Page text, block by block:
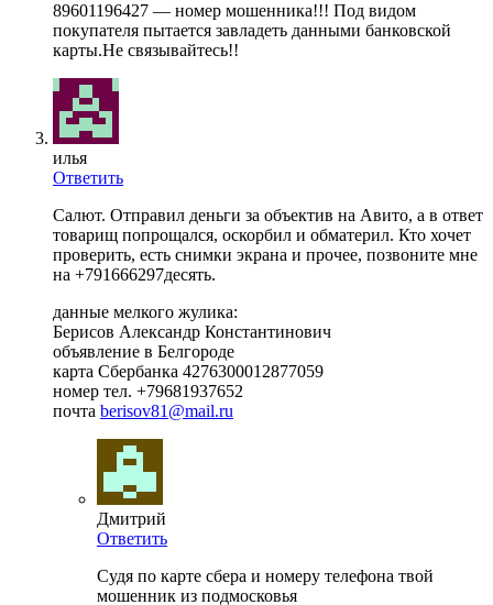
89601196427 — номер мошенника!!! Под видом
покупателя пытается завладеть данными банковской
карты.Не связывайтесь!!
илья
Ответить
Салют. Отправил деньги за объектив на Авито, а в ответ
товарищ попрощался, оскорбил и обматерил. Кто хочет
проверить, есть снимки экрана и прочее, позвоните мне
на +791666297десять.
данные мелкого жулика:
Берисов Александр Константинович
объявление в Белгороде
карта Сбербанка 4276300012877059
номер тел. +79681937652
почта berisov81@mail.ru
Дмитрий
Ответить
Судя по карте сбера и номеру телефона твой
мошенник из подмосковья